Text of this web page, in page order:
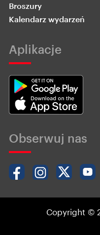
Broszury
Kalendarz wydarzeń
Aplikacje
Obserwuj nas
Copyright ©